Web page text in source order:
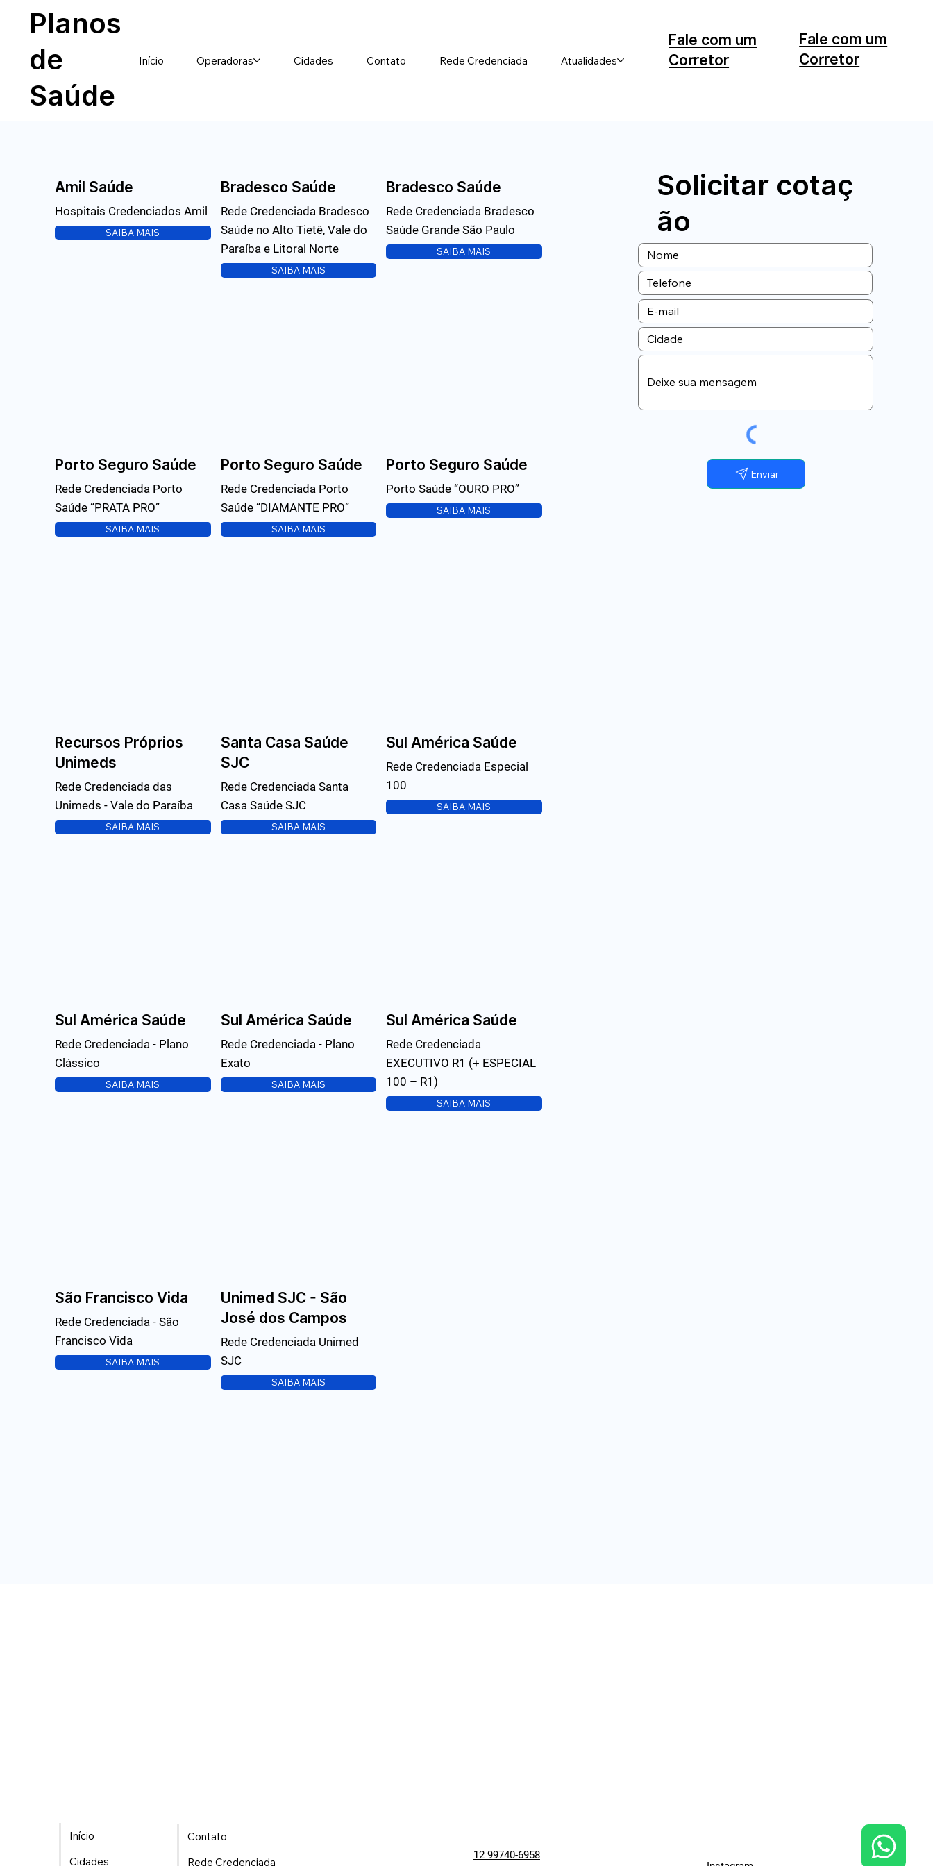
Planos
de
Saúde
Início Operadoras Cidades Contato Rede Credenciada Atualidades
Fale com um
Corretor
Fale com um
Corretor
Solicitar cotaç
ão
Enviar
Amil Saúde
Hospitais Credenciados Amil
SAIBA MAIS
Bradesco Saúde
Rede Credenciada Bradesco
Saúde no Alto Tietê, Vale do
Paraíba e Litoral Norte
SAIBA MAIS
Bradesco Saúde
Rede Credenciada Bradesco
Saúde Grande São Paulo
SAIBA MAIS
Porto Seguro Saúde
Rede Credenciada Porto
Saúde “PRATA PRO”
SAIBA MAIS
Porto Seguro Saúde
Rede Credenciada Porto
Saúde “DIAMANTE PRO”
SAIBA MAIS
Porto Seguro Saúde
Porto Saúde “OURO PRO”
SAIBA MAIS
Recursos Próprios
Unimeds
Rede Credenciada das
Unimeds - Vale do Paraíba
SAIBA MAIS
Santa Casa Saúde
SJC
Rede Credenciada Santa
Casa Saúde SJC
SAIBA MAIS
Sul América Saúde
Rede Credenciada Especial
100
SAIBA MAIS
Sul América Saúde
Rede Credenciada - Plano
Clássico
SAIBA MAIS
Sul América Saúde
Rede Credenciada - Plano
Exato
SAIBA MAIS
Sul América Saúde
Rede Credenciada
EXECUTIVO R1 (+ ESPECIAL
100 – R1)
SAIBA MAIS
São Francisco Vida
Rede Credenciada - São
Francisco Vida
SAIBA MAIS
Unimed SJC - São
José dos Campos
Rede Credenciada Unimed
SJC
SAIBA MAIS
Início
Cidades
Contato
Rede Credenciada
12 99740-6958